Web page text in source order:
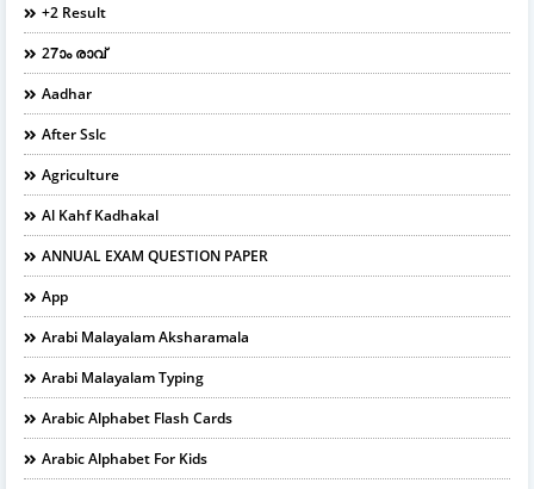
+2 Result
27ാം രാവ്
Aadhar
After Sslc
Agriculture
Al Kahf Kadhakal
ANNUAL EXAM QUESTION PAPER
App
Arabi Malayalam Aksharamala
Arabi Malayalam Typing
Arabic Alphabet Flash Cards
Arabic Alphabet For Kids